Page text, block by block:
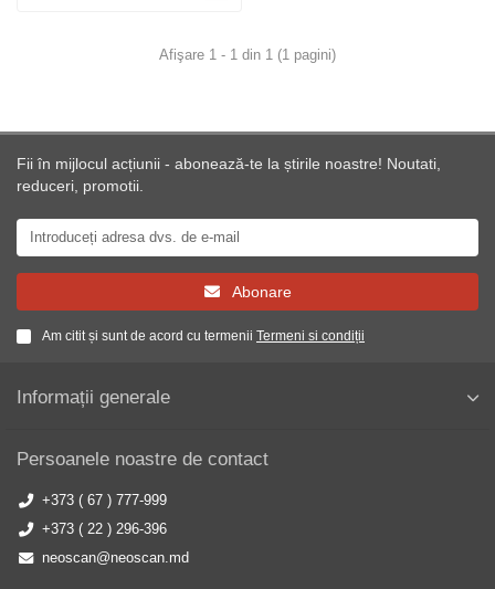
Afişare 1 - 1 din 1 (1 pagini)
Fii în mijlocul acțiunii - abonează-te la știrile noastre! Noutati,
reduceri, promotii.
Abonare
Am citit și sunt de acord cu termenii Termeni si condiții
Informații generale
Persoanele noastre de contact
+373 ( 67 ) 777-999
+373 ( 22 ) 296-396
neoscan@neoscan.md